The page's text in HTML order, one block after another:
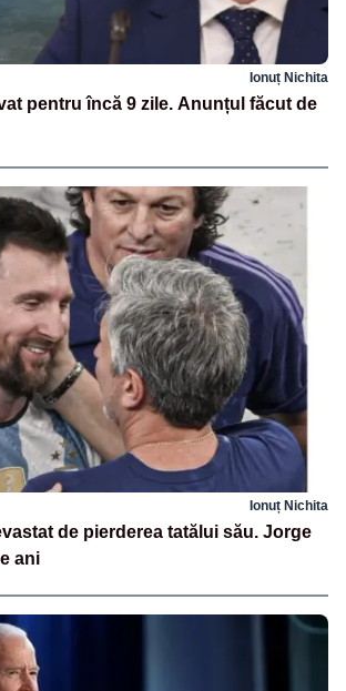
Ionuț Nichita
pentru încă 9 zile. Anunțul făcut de
Ionuț Nichita
de pierderea tatălui său. Jorge
ani